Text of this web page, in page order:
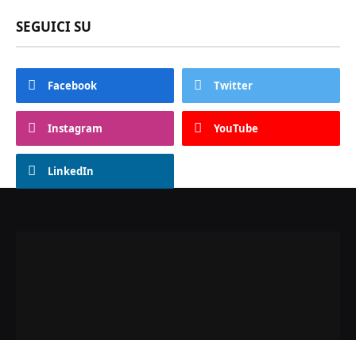
SEGUICI SU
Facebook Twitter
Instagram YouTube
LinkedIn